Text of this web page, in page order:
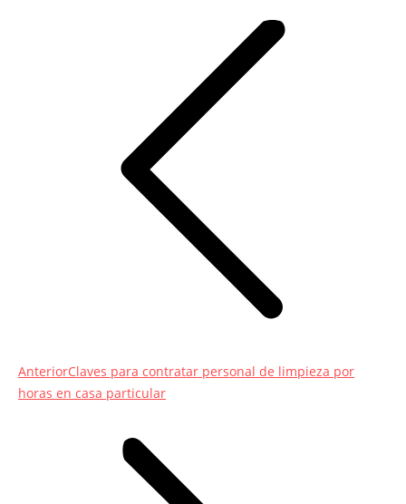
AnteriorEntrada
anterior:
Claves para contratar personal de limpieza por
horas en casa particular